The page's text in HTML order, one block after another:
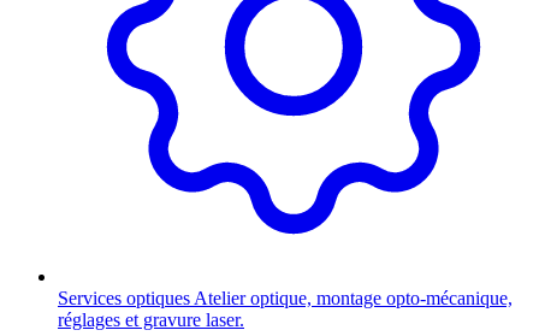
Services optiques Atelier optique, montage opto-mécanique,
réglages et gravure laser.